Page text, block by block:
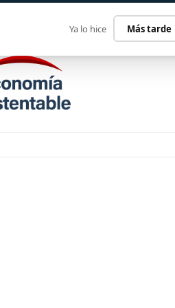
Ya lo hice Más tarde